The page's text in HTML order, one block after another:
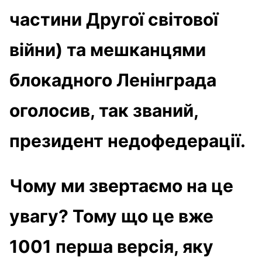
частини Другої світової
війни) та мешканцями
блокадного Ленінграда
оголосив, так званий,
президент недофедерації.
Чому ми звертаємо на це
увагу? Тому що це вже
1001 перша версія, яку